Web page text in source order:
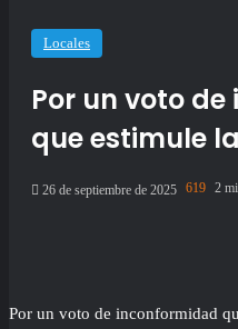
Locales
Por un voto
que estimule
26 de septiembre de 2025 619 2
Por un voto de inconformidad